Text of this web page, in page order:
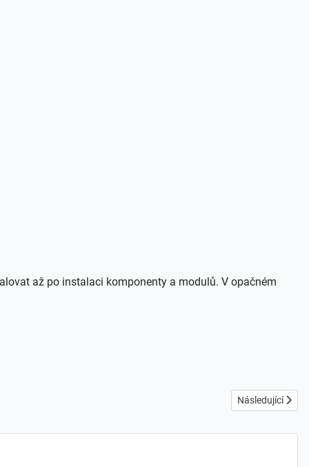
až po instalaci komponenty a modulů. V opačném
Další článek:
Následující